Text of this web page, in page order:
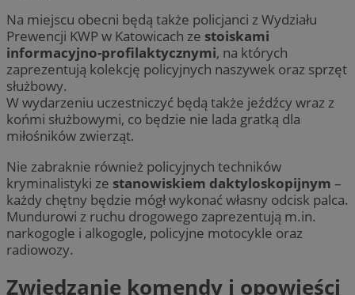
Na miejscu obecni będą także policjanci z Wydziału
Prewencji KWP w Katowicach ze stoiskami
informacyjno-profilaktycznymi, na których
zaprezentują kolekcję policyjnych naszywek oraz sprzęt
służbowy.
W wydarzeniu uczestniczyć będą także jeźdźcy wraz z
końmi służbowymi, co będzie nie lada gratką dla
miłośników zwierząt.
Nie zabraknie również policyjnych techników
kryminalistyki ze stanowiskiem daktyloskopijnym –
każdy chętny będzie mógł wykonać własny odcisk palca.
Mundurowi z ruchu drogowego zaprezentują m.in.
narkogogle i alkogogle, policyjne motocykle oraz
radiowozy.
Zwiedzanie komendy i opowieści